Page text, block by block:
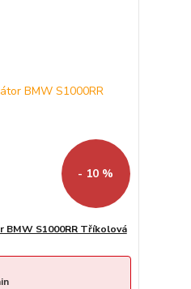
- 10 %
S1000RR Tříkolová